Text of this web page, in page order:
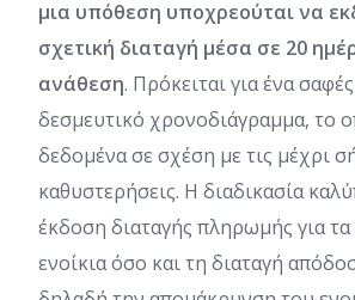
μια υπόθεση υποχρεούται να
σχετική διαταγή μέσα σε 20
ανάθεση. Πρόκειται για ένα
δεσμευτικό χρονοδιάγραμμα, το
δεδομένα σε σχέση με τις μέχρι
καθυστερήσεις. Η διαδικασία
έκδοση διαταγής πληρωμής για
ενοίκια όσο και τη διαταγή